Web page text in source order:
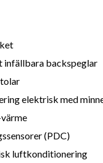
infällbara backspeglar
elektrisk med
(PDC)
luftkonditionering